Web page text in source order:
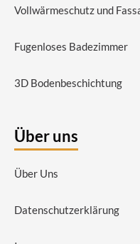
Vollwärmeschutz und
Fugenloses Badezimmer
3D Bodenbeschichtung
Über uns
Über Uns
Datenschutzerklärung